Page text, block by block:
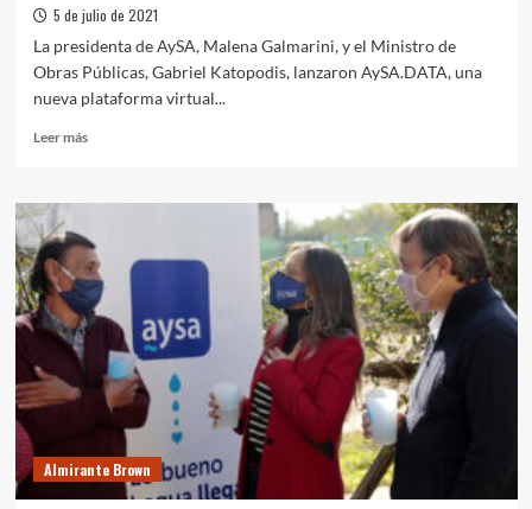
5 de julio de 2021
La presidenta de AySA, Malena Galmarini, y el Ministro de
Obras Públicas, Gabriel Katopodis, lanzaron AySA.DATA, una
nueva plataforma virtual...
Leer másLeer
Aysa.DATA:
y
Katopodis
lanzaron
una
plataforma
virtual
con
ejes
transparencia
Almirante Brown